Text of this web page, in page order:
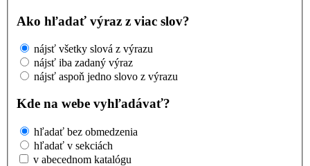
Ako hľadať výraz z viac slov?
nájsť všetky slová z výrazu
nájsť iba zadaný výraz
nájsť aspoň jedno slovo z výrazu
Kde na webe vyhľadávať?
hľadať bez obmedzenia
hľadať v sekciách
v abecednom katalógu